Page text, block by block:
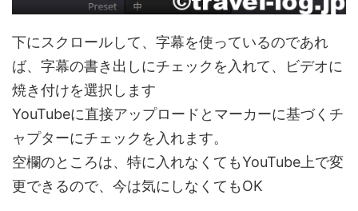
下にスクロールして、字幕を使っているのであれ
ば、字幕の書き出しにチェックを入れて、ビデオに
焼き付けを選択します
YouTubeに直接アップロードとマーカーに基づくチ
ャプターにチェックを入れます。
空欄のところは、特に入れなくてもYouTube上で変
更できるので、今は気にしなくてもOK